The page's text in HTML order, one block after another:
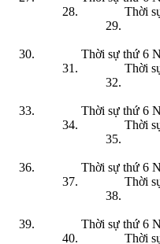
Thời
Thời sự thứ 6
Thời
Thời sự thứ 6
Thời
Thời sự thứ 6
Thời
Thời sự thứ 6
Thời